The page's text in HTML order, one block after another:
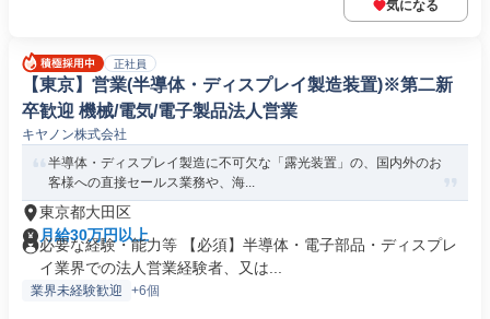
気になる
正社員
【東京】営業(半導体・ディスプレイ製造装置)※第二新
卒歓迎 機械/電気/電子製品法人営業
キヤノン株式会社
半導体・ディスプレイ製造に不可欠な「露光装置」の、国内外のお
客様への直接セールス業務や、海...
東京都大田区
月給30万円以上
必要な経験・能力等 【必須】半導体・電子部品・ディスプレ
イ業界での法人営業経験者、又は...
業界未経験歓迎 +6個